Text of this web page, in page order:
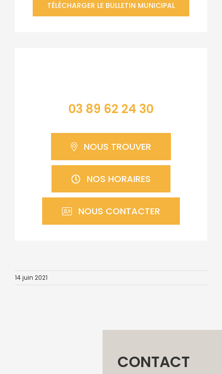
TÉLÉCHARGER LE BULLETIN MUNICIPAL
03 89 62 24 30
NOUS TROUVER
NOS HORAIRES
NOUS CONTACTER
14 juin 2021
CONTACT